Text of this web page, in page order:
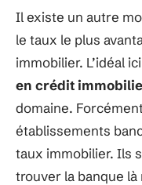
Il existe un autre
le taux le plus
immobilier. L’idéal
en crédit
domaine.
établissements
taux immobilier. Ils
trouver la banque